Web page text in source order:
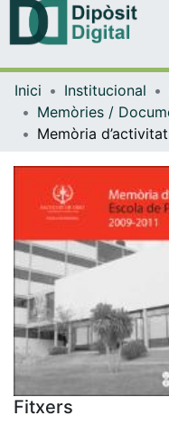
Inici Institucional
Fitxers